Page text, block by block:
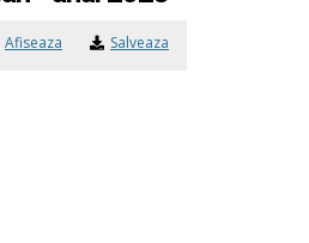
Afiseaza Salveaza